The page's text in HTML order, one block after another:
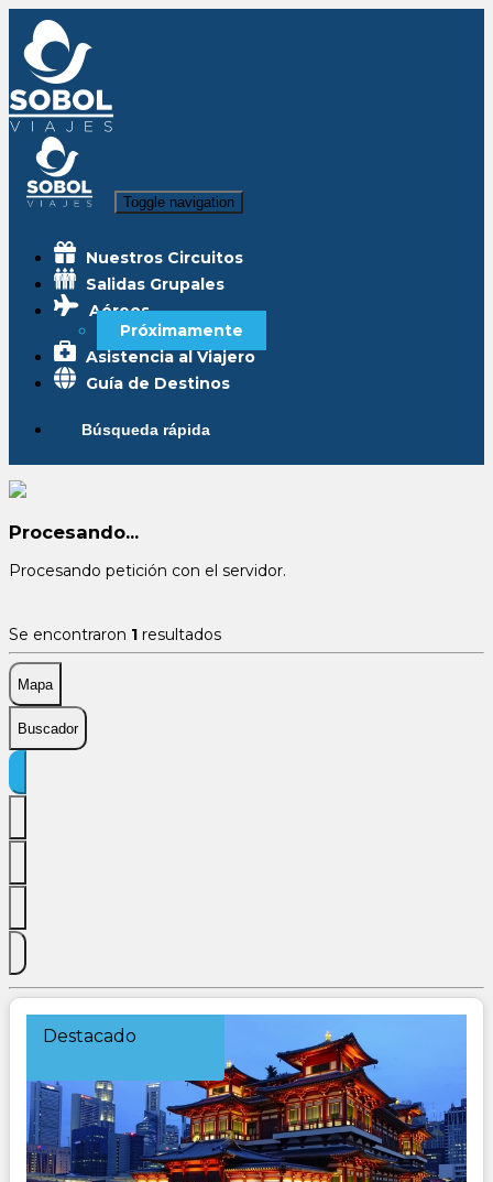
Toggle navigation
Nuestros Circuitos
Salidas Grupales
Aéreos
Próximamente
Asistencia al Viajero
Guía de Destinos
Búsqueda rápida
Procesando...
Procesando petición con el servidor.
Se encontraron 1 resultados
Mapa
Buscador
Destacado